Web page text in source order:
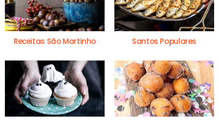
Receitas São Martinho Santos Populares